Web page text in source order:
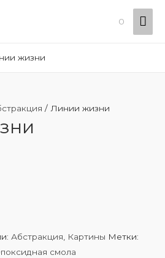
0
жизни
/ Линии жизни
Абстракция Картины Метки:
смола